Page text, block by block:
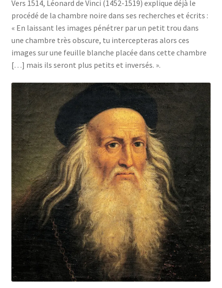
Vers 1514, Léonard de Vinci (1452-1519) explique déjà le
procédé de la chambre noire dans ses recherches et écrits :
« En laissant les images pénétrer par un petit trou dans
une chambre très obscure, tu intercepteras alors ces
images sur une feuille blanche placée dans cette chambre
[…] mais ils seront plus petits et inversés. ».